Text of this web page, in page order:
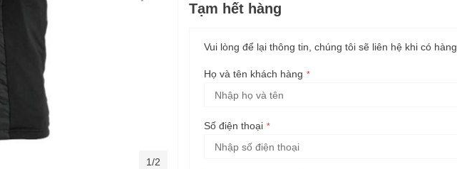
Tạm hết hàng
Vui lòng để lại thông tin, chúng tôi sẽ liên hệ khi có hàng
Họ và tên khách hàng
Số điện thoại
1/2